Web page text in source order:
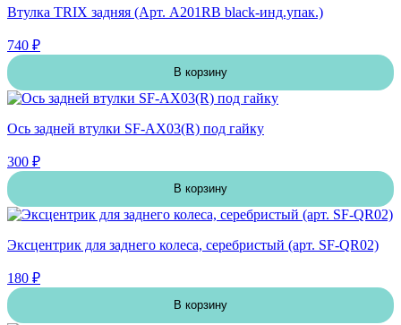
Втулка TRIX задняя (Арт. A201RB black-инд.упак.)
740 ₽
В корзину
Ось задней втулки SF-AX03(R) под гайку
300 ₽
В корзину
Эксцентрик для заднего колеса, серебристый (арт. SF-QR02)
180 ₽
В корзину